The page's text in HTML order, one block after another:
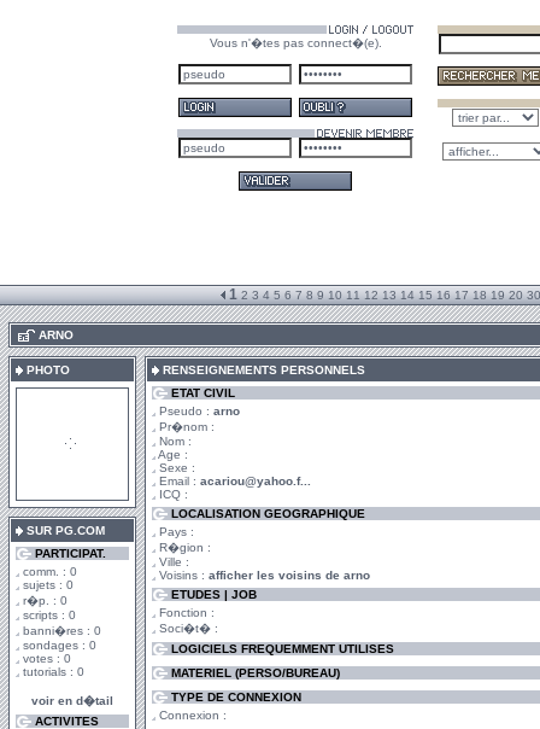
Vous n'�tes pas connect�(e).
1 2 3 4 5 6 7 8 9 10 11 12 13 14 15 16 17 18 19 20 30
ARNO
PHOTO
SUR PG.COM
PARTICIPAT.
comm. : 0
sujets : 0
r�p. : 0
scripts : 0
banni�res : 0
sondages : 0
votes : 0
tutorials : 0
voir en d�tail
ACTIVITES
RENSEIGNEMENTS PERSONNELS
ETAT CIVIL
Pseudo : arno
Pr�nom :
Nom :
Age :
Sexe :
Email : acariou@yahoo.f...
ICQ :
LOCALISATION GEOGRAPHIQUE
Pays :
R�gion :
Ville :
Voisins : afficher les voisins de arno
ETUDES | JOB
Fonction :
Soci�t� :
LOGICIELS FREQUEMMENT UTILISES
MATERIEL (PERSO/BUREAU)
TYPE DE CONNEXION
Connexion :